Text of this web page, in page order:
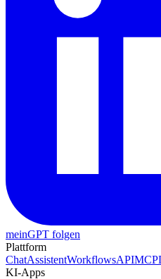
meinGPT folgen
Plattform
ChatAssistentWorkflowsAPIMCP
KI-Apps